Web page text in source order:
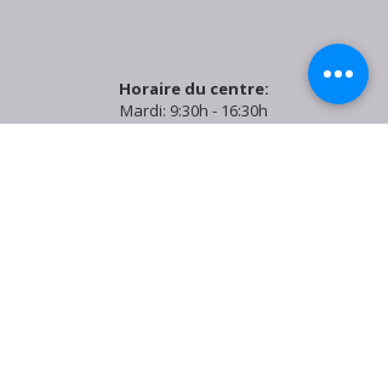
Horaire du centre:
Mardi: 9:30h - 16:30h